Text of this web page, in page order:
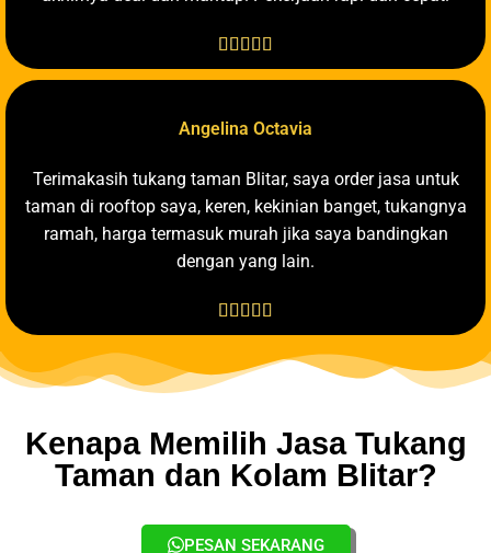
    
Angelina Octavia
Terimakasih tukang taman Blitar, saya order jasa untuk
taman di rooftop saya, keren, kekinian banget, tukangnya
ramah, harga termasuk murah jika saya bandingkan
dengan yang lain.
    
Kenapa Memilih Jasa Tukang
Taman dan Kolam Blitar?
PESAN SEKARANG